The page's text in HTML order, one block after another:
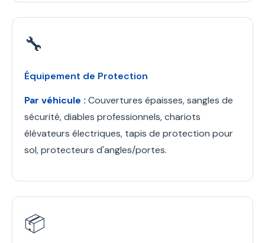
🔧
Équipement de Protection
Par véhicule : Couvertures épaisses, sangles de
sécurité, diables professionnels, chariots
élévateurs électriques, tapis de protection pour
sol, protecteurs d'angles/portes.
📦